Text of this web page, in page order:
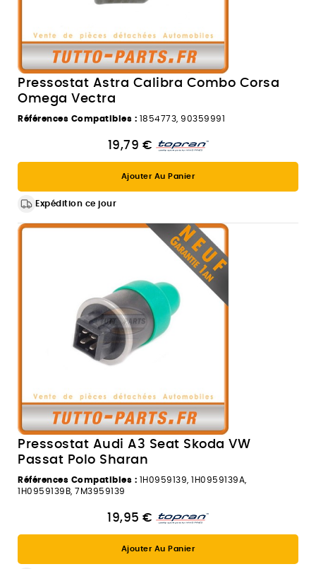
Pressostat Astra Calibra Combo Corsa
Omega Vectra
Références Compatibles : 1854773, 90359991
19,79 €
Ajouter Au Panier
Expédition ce jour
Pressostat Audi A3 Seat Skoda VW
Passat Polo Sharan
Références Compatibles : 1H0959139, 1H0959139A,
1H0959139B, 7M3959139
19,95 €
Ajouter Au Panier